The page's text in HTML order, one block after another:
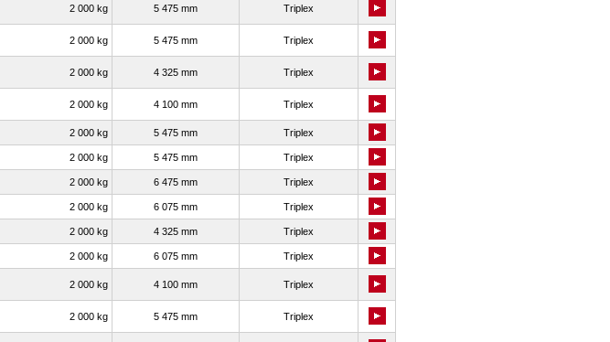
2 000 kg 5 475 mm Triplex
2 000 kg 5 475 mm Triplex
2 000 kg 4 325 mm Triplex
2 000 kg 4 100 mm Triplex
2 000 kg 5 475 mm Triplex
2 000 kg 5 475 mm Triplex
2 000 kg 6 475 mm Triplex
2 000 kg 6 075 mm Triplex
2 000 kg 4 325 mm Triplex
2 000 kg 6 075 mm Triplex
2 000 kg 4 100 mm Triplex
2 000 kg 5 475 mm Triplex